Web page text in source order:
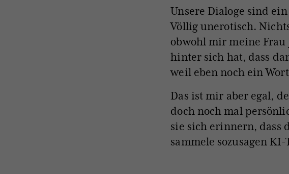
Unsere Dialoge sind
Völlig unerotisch.
obwohl mir meine
hinter sich hat, dass
weil eben noch ein
Das ist mir aber egal,
doch noch mal
sie sich erinnern, dass
sammele sozusagen